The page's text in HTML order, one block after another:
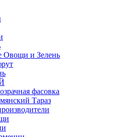
Овощи и Зелень
фасовка
Тараз